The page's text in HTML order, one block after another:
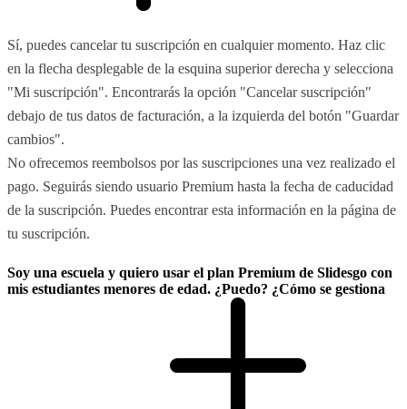
Sí, puedes cancelar tu suscripción en cualquier momento. Haz clic
en la flecha desplegable de la esquina superior derecha y selecciona
"Mi suscripción". Encontrarás la opción "Cancelar suscripción"
debajo de tus datos de facturación, a la izquierda del botón "Guardar
cambios".
No ofrecemos reembolsos por las suscripciones una vez realizado el
pago. Seguirás siendo usuario Premium hasta la fecha de caducidad
de la suscripción. Puedes encontrar esta información en la página de
tu suscripción.
Soy una escuela y quiero usar el plan Premium de Slidesgo con
mis estudiantes menores de edad. ¿Puedo? ¿Cómo se gestiona